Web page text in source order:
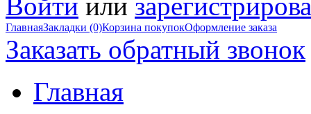
ГлавнаяЗакладки (0)Корзина покупокОформление заказа
Заказать обратный звонок
Главная